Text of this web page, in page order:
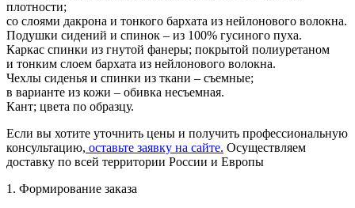
плотности;
со слоями дакрона и тонкого бархата из нейлонового волокна.
Подушки сидений и спинок – из 100% гусиного пуха.
Каркас спинки из гнутой фанеры; покрытой полиуретаном
и тонким слоем бархата из нейлонового волокна.
Чехлы сиденья и спинки из ткани – съемные;
в варианте из кожи – обивка несъемная.
Кант; цвета по образцу.
Если вы хотите уточнить цены и получить профессиональную
консультацию, оставьте заявку на сайте. Осуществляем
доставку по всей территории России и Европы
1. Формирование заказа